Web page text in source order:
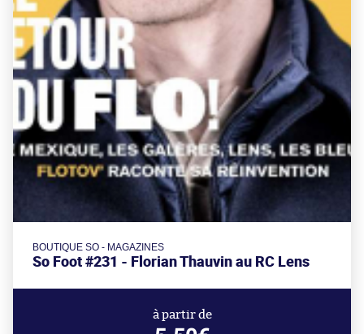
BOUTIQUE SO - MAGAZINES
So Foot #231 - Florian Thauvin au RC Lens
à partir de